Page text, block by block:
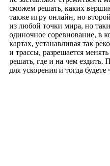
сможем решать, каких
также игру онлайн, но
из любой точки мира, но
одиночное соревнование, в
картах, устанавливая так
и трассы, разрешается
решать, где и на чем ездить.
для ускорения и тогда